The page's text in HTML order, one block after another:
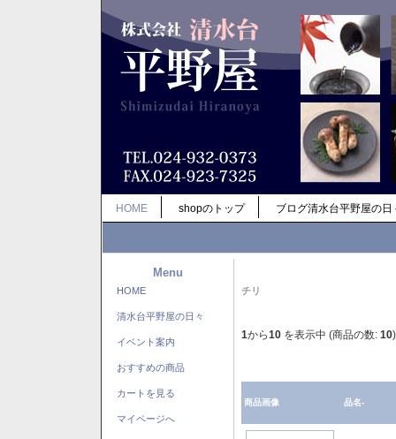
HOME shopのトップ ブログ清水台平野屋の日
Menu
HOME
清水台平野屋の日々
イベント案内
おすすめの商品
カートを見る
マイページへ
チリ
1から10 を表示中 (商品の数: 10)
商品画像 品名-